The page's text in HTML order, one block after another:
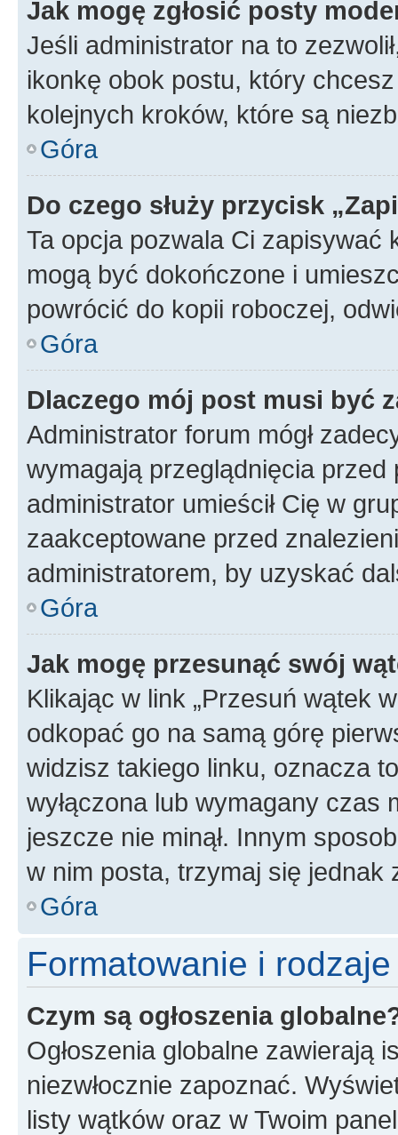
Jak mogę zgłosić posty
Jeśli administrator na to
ikonkę obok postu, który
kolejnych kroków, które są
Góra
Do czego służy przycisk
Ta opcja pozwala Ci zapisywać
mogą być dokończone i
powrócić do kopii roboczej,
Góra
Dlaczego mój post musi być
Administrator forum mógł
wymagają przeglądnięcia
administrator umieścił Cię w
zaakceptowane przed
administratorem, by uzyskać
Góra
Jak mogę przesunąć swój
Klikając w link „Przesuń wątek
odkopać go na samą górę
widzisz takiego linku, oznacza
wyłączona lub wymagany czas
jeszcze nie minął. Innym
w nim posta, trzymaj się jednak
Góra
Formatowanie i
Czym są ogłoszenia
Ogłoszenia globalne zawierają
niezwłocznie zapoznać.
listy wątków oraz w Twoim